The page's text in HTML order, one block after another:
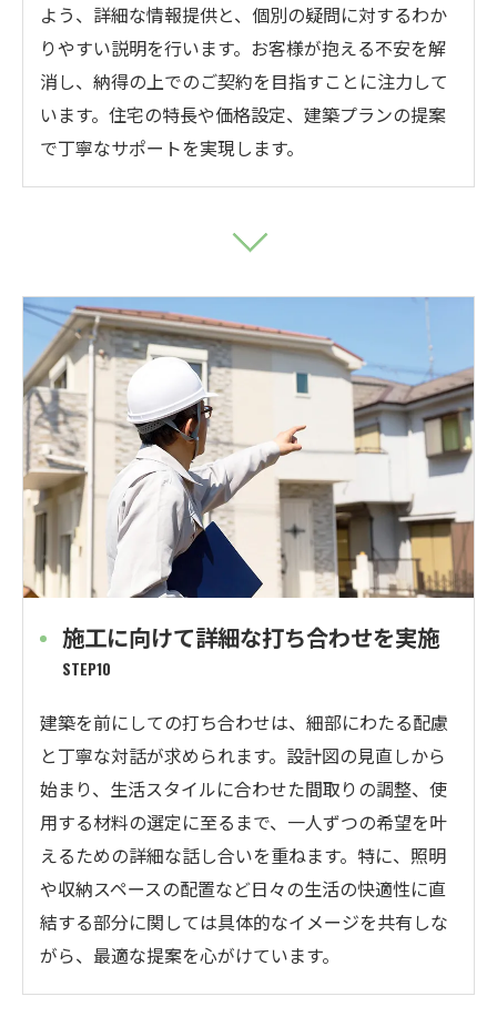
よう、詳細な情報提供と、個別の疑問に対するわか
りやすい説明を行います。お客様が抱える不安を解
消し、納得の上でのご契約を目指すことに注力して
います。住宅の特長や価格設定、建築プランの提案
で丁寧なサポートを実現します。
施工に向けて詳細な打ち合わせを実施
STEP10
建築を前にしての打ち合わせは、細部にわたる配慮
と丁寧な対話が求められます。設計図の見直しから
始まり、生活スタイルに合わせた間取りの調整、使
用する材料の選定に至るまで、一人ずつの希望を叶
えるための詳細な話し合いを重ねます。特に、照明
や収納スペースの配置など日々の生活の快適性に直
結する部分に関しては具体的なイメージを共有しな
がら、最適な提案を心がけています。